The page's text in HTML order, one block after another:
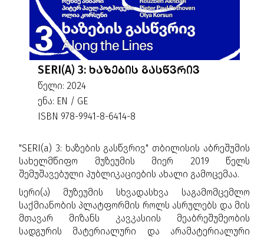
SERI(A) 3: ᲮᲐᲖᲔᲑᲘᲡ ᲒᲐᲡᲬᲕᲠᲘᲕ
წელი: 2024
ენა: EN / GE
ISBN 978-9941-8-6414-8
"SERI(a) 3: ხაზების გასწვრივ" თბილისის აბრეშუმის
სახელმწიფო მუზეუმის მიერ 2019 წელს
შემუშავებული პუბლიკაციების ახალი გამოცემაა.
სერი(ა) მუზეუმის სხვადასხვა საგამომცემლო
საქმიანობის პლატფორმის როლს ასრულებს და მის
მთავარ მიზანს კავკასიის მეაბრეშუმეობის
სადგურის მატერიალური და არამატერიალური